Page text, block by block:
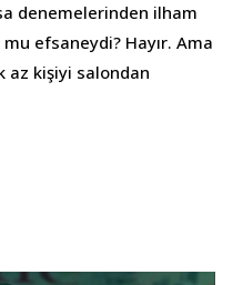
denemelerinden ilham
efsaneydi? Hayır. Ama
az kişiyi salondan